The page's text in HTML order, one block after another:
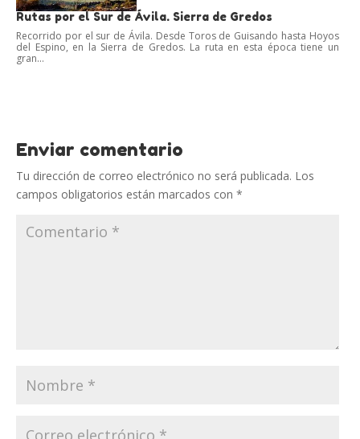
Rutas por el Sur de Ávila. Sierra de Gredos
Recorrido por el sur de Ávila. Desde Toros de Guisando hasta Hoyos
del Espino, en la Sierra de Gredos. La ruta en esta época tiene un
gran...
Enviar comentario
Tu dirección de correo electrónico no será publicada. Los
campos obligatorios están marcados con *